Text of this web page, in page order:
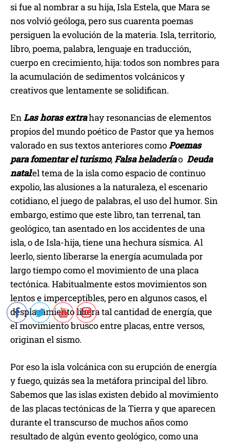
si fue al nombrar a su hija, Isla Estela, que Mara se
nos volvió geóloga, pero sus cuarenta poemas
persiguen la evolución de la materia. Isla, territorio,
libro, poema, palabra, lenguaje en traducción,
cuerpo en crecimiento, hija: todos son nombres para
la acumulación de sedimentos volcánicos y
creativos que lentamente se solidifican.
EnLas horas extrahay resonancias de elementos
propios del mundo poético de Pastor que ya hemos
valorado en sus textos anteriores comoPoemas
para fomentar el turismo,Falsa heladeríao Deuda
natal:el tema de la isla como espacio de continuo
expolio, las alusiones a la naturaleza, el escenario
cotidiano, el juego de palabras, el uso del humor. Sin
embargo, estimo que este libro, tan terrenal, tan
geológico, tan asentado en los accidentes de una
isla, o de Isla-hija, tiene una hechura sísmica. Al
leerlo, siento liberarse la energía acumulada por
largo tiempo como el movimiento de una placa
tectónica. Habitualmente estos movimientos son
lentos e imperceptibles, pero en algunos casos, el
desplazamiento libera tal cantidad de energía, que
el movimiento brusco entre placas, entre versos,
originan el sismo.
Por eso la isla volcánica con su erupción de energía
y fuego, quizás sea la metáfora principal del libro.
Sabemos que las islas existen debido al movimiento
de las placas tectónicas de la Tierra y que aparecen
durante el transcurso de muchos años como
resultado de algún evento geológico, como una